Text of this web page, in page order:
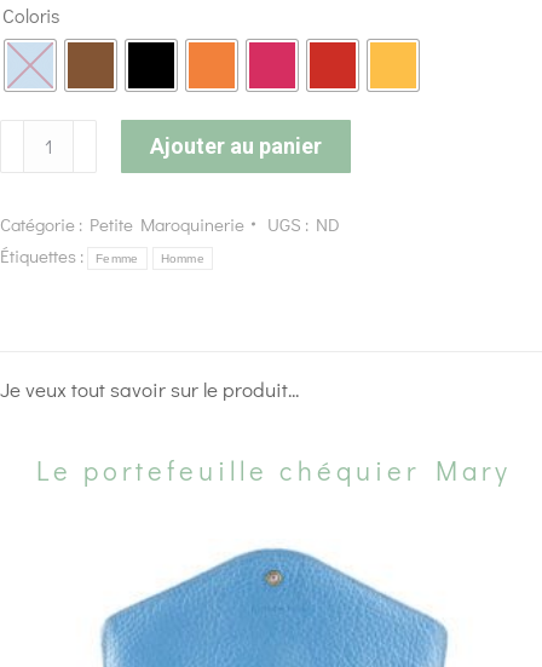
Coloris
Ajouter au panier
Catégorie : Petite Maroquinerie UGS : ND
Étiquettes :
Femme Homme
Je veux tout savoir sur le produit...
Le portefeuille chéquier Mary